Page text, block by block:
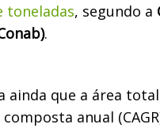
toneladas, segundo a
.
ainda que a área
anual